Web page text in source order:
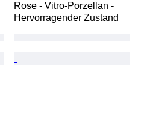
Rose - Vitro-Porzellan -
Hervorragender Zustand